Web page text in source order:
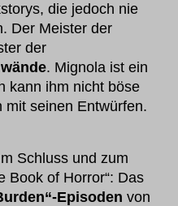
die jedoch nie
Der Meister der
der
. Mignola ist ein
kann ihm nicht böse
mit seinen Entwürfen.
Schluss und zum
Book of Horror“: Das
Episoden von